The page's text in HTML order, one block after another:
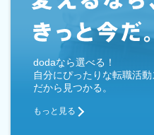
dodaなら選べる！
自分にぴったりな転職活動
だから見つかる。
もっと見る